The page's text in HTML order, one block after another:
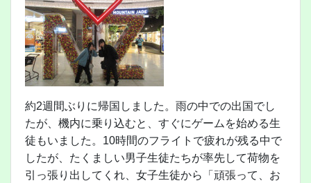
約2週間ぶりに帰国しました。雨の中での出国でし
たが、機内に乗り込むと、すぐにゲームを始める生
徒もいました。10時間のフライトで疲れが残る中で
したが、たくましい男子生徒たちが率先して荷物を
引っ張り出してくれ、女子生徒から「頑張って、お